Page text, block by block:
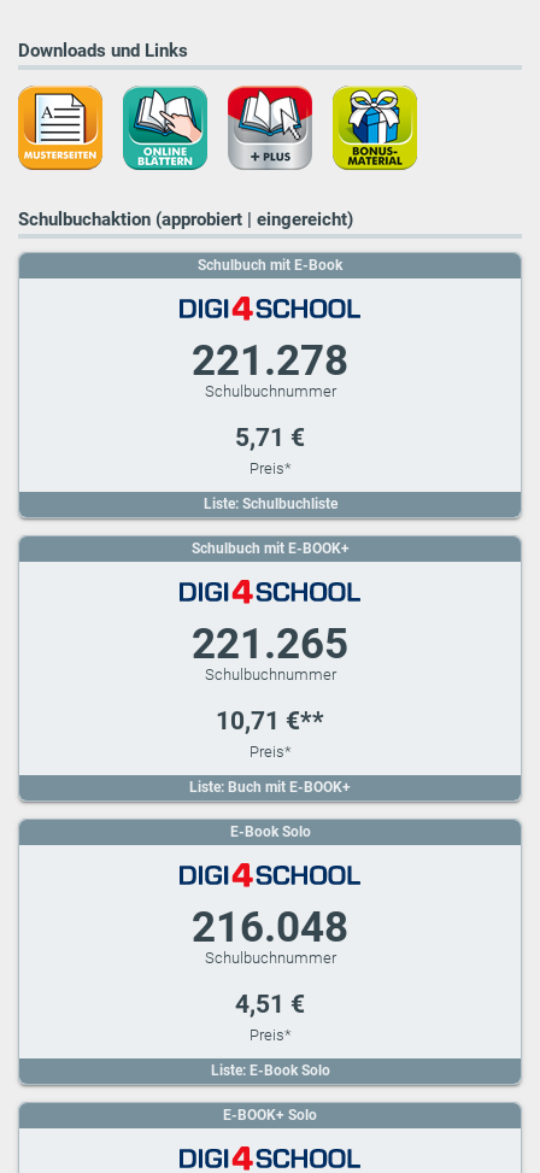
Downloads und Links
Schulbuchaktion (approbiert | eingereicht)
Liste: Schulbuchliste
Schulbuch mit E-Book
221.278
5,71 €
Liste: Buch mit E-BOOK+
Schulbuch mit E-BOOK+
221.265
10,71 €**
Liste: E-Book Solo
E-Book Solo
216.048
4,51 €
E-BOOK+ Solo